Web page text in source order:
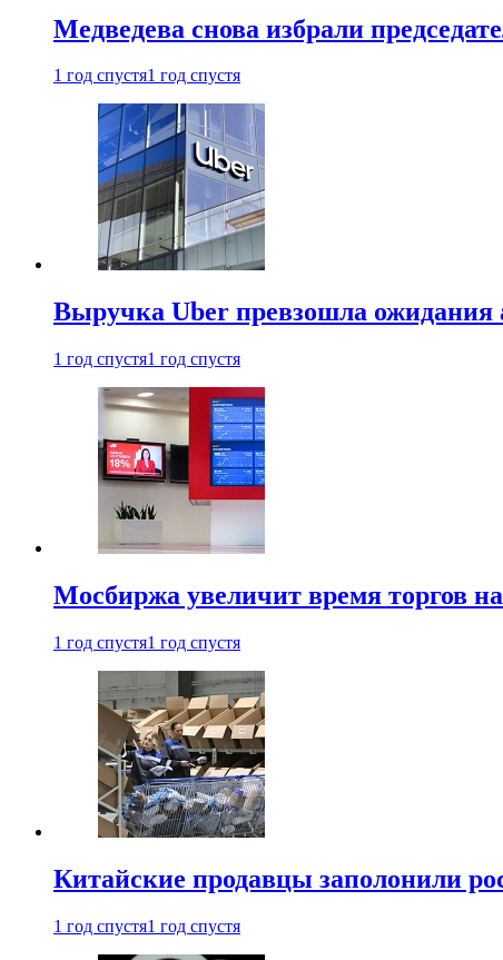
Медведева снова избрали
1 год спустя1 год спустя
Выручка Uber превзошла ожидания
1 год спустя1 год спустя
Мосбиржа увеличит время торгов
1 год спустя1 год спустя
Китайские продавцы заполонили
1 год спустя1 год спустя